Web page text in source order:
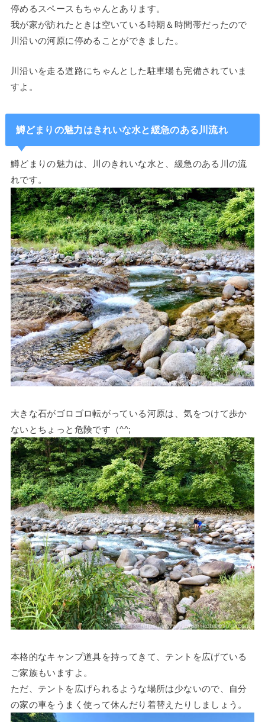
停めるスペースもちゃんとあります。
我が家が訪れたときは空いている時期＆時間帯だったので
川沿いの河原に停めることができました。
川沿いを走る道路にちゃんとした駐車場も完備されていま
すよ。
鱒どまりの魅力はきれいな水と緩急のある川流れ
鱒どまりの魅力は、川のきれいな水と、緩急のある川の流
れです。
大きな石がゴロゴロ転がっている河原は、気をつけて歩か
ないとちょっと危険です（^^;
本格的なキャンプ道具を持ってきて、テントを広げている
ご家族もいますよ。
ただ、テントを広げられるような場所は少ないので、自分
の家の車をうまく使って休んだり着替えたりしましょう。